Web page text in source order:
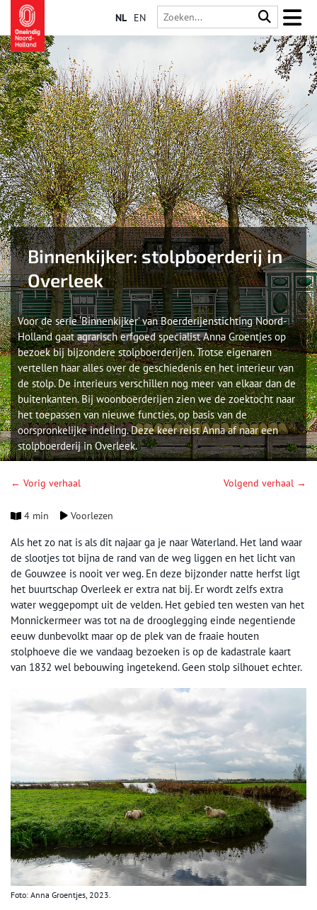
NL EN
Binnenkijker: stolpboerderij in
Overleek
Voor de serie ‘Binnenkijker’ van Boerderijenstichting Noord-
Holland gaat agrarisch erfgoed specialist Anna Groentjes op
bezoek bij bijzondere stolpboerderijen. Trotse eigenaren
vertellen haar alles over de geschiedenis en het interieur van
de stolp. De interieurs verschillen nog meer van elkaar dan de
buitenkanten. Bij woonboerderijen zien we de zoektocht naar
het toepassen van nieuwe functies, op basis van de
oorspronkelijke indeling. Deze keer reist Anna af naar een
stolpboerderij in Overleek.
← Vorig verhaal Volgend verhaal →
4 min Voorlezen
Als het zo nat is als dit najaar ga je naar Waterland. Het land waar
de slootjes tot bijna de rand van de weg liggen en het licht van
de Gouwzee is nooit ver weg. En deze bijzonder natte herfst ligt
het buurtschap Overleek er extra nat bij. Er wordt zelfs extra
water weggepompt uit de velden. Het gebied ten westen van het
Monnickermeer was tot na de drooglegging einde negentiende
eeuw dunbevolkt maar op de plek van de fraaie houten
stolphoeve die we vandaag bezoeken is op de kadastrale kaart
van 1832 wel bebouwing ingetekend. Geen stolp silhouet echter.
Foto: Anna Groentjes, 2023.